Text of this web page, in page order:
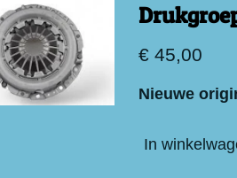
€ 45,00
Nieuwe
In